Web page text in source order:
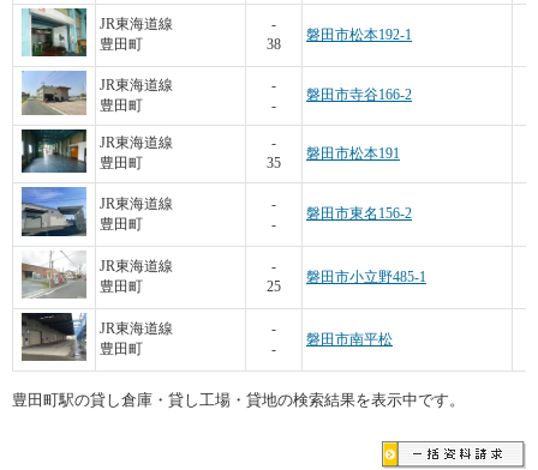
JR東海道線
豊田町
-
38
磐田市松本192-1
JR東海道線
豊田町
-
-
磐田市寺谷166-2
JR東海道線
豊田町
-
35
磐田市松本191
JR東海道線
豊田町
-
-
磐田市東名156-2
JR東海道線
豊田町
-
25
磐田市小立野485-1
JR東海道線
豊田町
-
-
磐田市南平松
豊田町駅の貸し倉庫・貸し工場・貸地の検索結果を表示中です。